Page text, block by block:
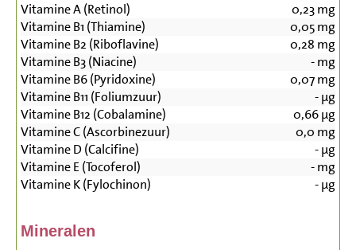
Vitamine A (Retinol) 0,23mg
Vitamine B1 (Thiamine)
0,05mg
Vitamine B2 (Riboflavine)
0,28 mg
Vitamine B3 (Niacine)
-mg
Vitamine B6 (Pyridoxine)
0,07mg
Vitamine B11 (Foliumzuur)
-µg
Vitamine B12 (Cobalamine)
0,66µg
Vitamine C (Ascorbinezuur)
0,0 mg
Vitamine D (Calcifine)
-µg
Vitamine E (Tocoferol)
-mg
Vitamine K (Fylochinon)
-µg
Mineralen